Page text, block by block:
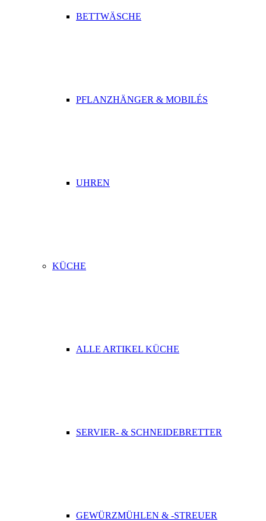
BETTWÄSCHE
PFLANZHÄNGER & MOBILÉS
UHREN
KÜCHE
ALLE ARTIKEL KÜCHE
SERVIER- & SCHNEIDEBRETTER
GEWÜRZMÜHLEN & -STREUER